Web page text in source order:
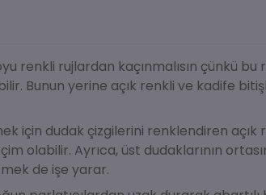
renkli rujlardan kaçınmalısın çünkü bu
Bunun yerine açık renkli ve kadife
için dudak çizgilerini renklendiren açık
olabilir. Ayrıca, üst dudaklarının
de işe yarar.